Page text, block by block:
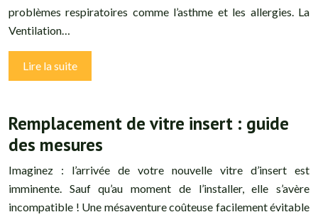
problèmes respiratoires comme l’asthme et les allergies. La
Ventilation…
Lire la suite
Remplacement de vitre insert : guide
des mesures
Imaginez : l’arrivée de votre nouvelle vitre d’insert est
imminente. Sauf qu’au moment de l’installer, elle s’avère
incompatible ! Une mésaventure coûteuse facilement évitable